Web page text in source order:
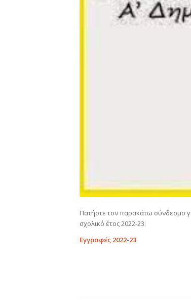
Πατήστε τον παρακάτω σύνδεσμο
σχολικό έτος 2022-23:
Εγγραφές 2022-23